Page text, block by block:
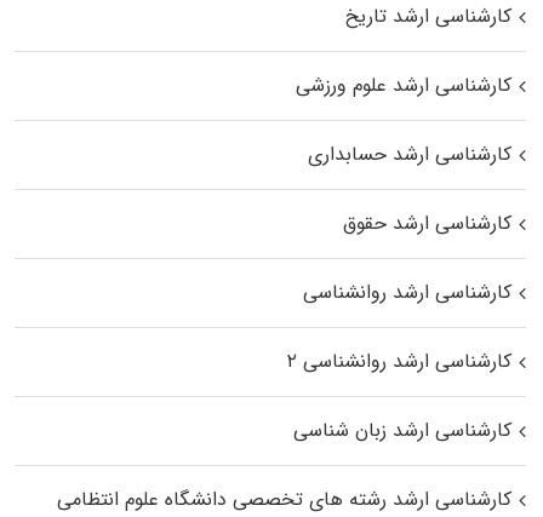
کارشناسی ارشد تاریخ
کارشناسی ارشد علوم ورزشی
کارشناسی ارشد حسابداری
کارشناسی ارشد حقوق
کارشناسی ارشد روانشناسی
کارشناسی ارشد روانشناسی ۲
کارشناسی ارشد زبان شناسی
کارشناسی ارشد رﺷﺘﻪ ﻫﺎی تخصصی داﻧﺸﮕﺎه ﻋﻠﻮم انتظامی